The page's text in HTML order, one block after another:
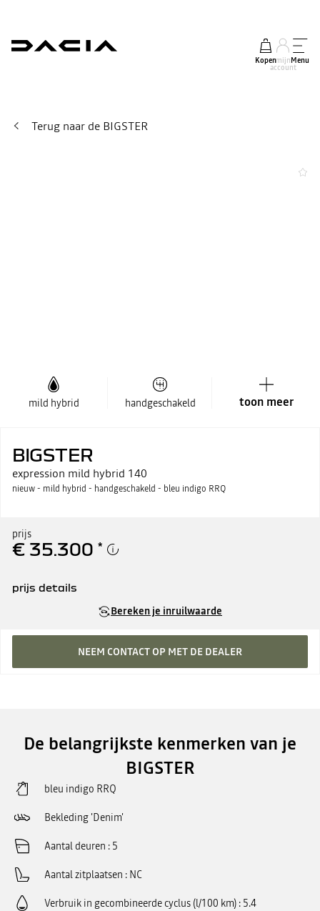
Kopenmijn
account
Menu
Terug naar de BIGSTER
mild hybrid handgeschakeld toon meer
BIGSTER
expression mild hybrid 140
nieuw - mild hybrid - handgeschakeld - bleu indigo RRQ
prijs
€ 35.300 *
prijs details
Bereken je inruilwaarde
NEEM CONTACT OP MET DE DEALER
De belangrijkste kenmerken van je
BIGSTER
bleu indigo RRQ
Bekleding 'Denim'
Aantal deuren 5
Aantal zitplaatsen NC
Verbruik in gecombineerde cyclus (l/100 km) 5.4